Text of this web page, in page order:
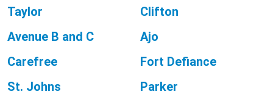
Taylor
Clifton
Avenue B and C
Ajo
Carefree
Fort Defiance
St. Johns
Parker